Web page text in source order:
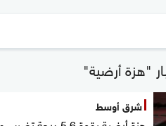
شرق أوسط